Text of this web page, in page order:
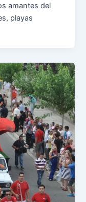
amantes del
playas